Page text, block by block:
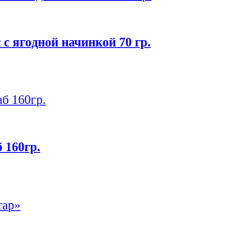
ягодной начинкой 70 гр.